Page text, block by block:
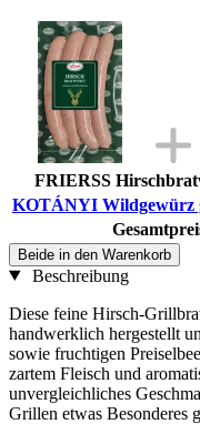
FRIERSS
KOTÁNYI Wildgewürz
Beide in den Warenkorb
Beschreibung
Diese feine Hirsch-
handwerklich hergestellt
sowie fruchtigen
zartem Fleisch und
unvergleichliches
Grillen etwas Besonderes